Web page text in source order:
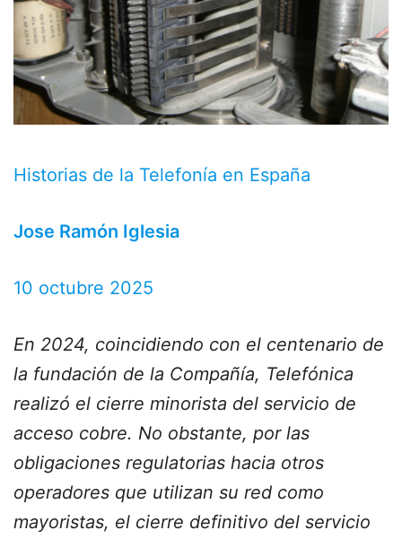
Historias de la Telefonía en España
Jose Ramón Iglesia
10 octubre 2025
En 2024, coincidiendo con el centenario de
la fundación de la Compañía, Telefónica
realizó el cierre minorista del servicio de
acceso cobre. No obstante, por las
obligaciones regulatorias hacia otros
operadores que utilizan su red como
mayoristas, el cierre definitivo del servicio